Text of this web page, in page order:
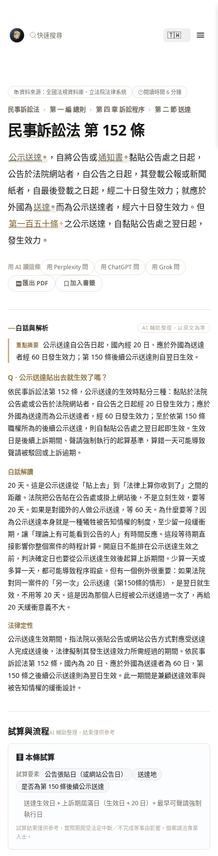
快速搜尋 🇹🇼
📚資料來源：全國法規資料庫、立法院法律系統 🕑閱讀時間 6 分鐘
民事訴訟法 › 第 一 編 總則 › 第 四 章 訴訟程序 › 第 二 節 送達
民事訴訟法第 152 條
公示送達 ，自將公告或通知書 黏貼公告處之日起，
公告於法院網站者，自公告之日起，其登載公報或新聞
紙者，自最後登載之日起，經二十日發生效力；就應於
外國為送達 而為公示送達者，經六十日發生效力。但
第一百五十條 之公示送達，自黏貼公告處之翌日起，
發生效力。
用 AI 讀這條 用 Perplexity 問 用 ChatGPT 問
用 Grok 問
匯出 PDF
加入書籤
匯出 PDF
加入書籤
白話與解析 AI 輔助整理，以原文為準
重點摘要 公示送達自公告日起，國內經 20 日、應於外國為送達
者經 60 日發生效力；第 150 條後續公示送達則自翌日生效。
Q · 公示送達貼出去就生效了嗎？
依民事訴訟法第 152 條，公示送達的生效時點分三種：黏貼於法院
公告處或公告於法院網站者，自公告之日起經 20 日發生效力；應於
外國為送達而為公示送達者，經 60 日發生效力；至於依第 150 條
職權所為的後續公示送達，則自黏貼公告處之翌日起即生效。生效
日是後續上訴期間、聲請強制執行的起算基準，算錯一天可能導致
聲請被駁回或上訴逾期。
白話解讀
20 天。這是公示送達從「貼上去」到「法律上算你收到了」之間的
距離。法院把公告貼在公告處或掛上網站後，不是立刻生效，要等
20 天。如果是對國外的人做公示送達，等 60 天。為什麼要等？因
為公示送達本身就是一種犧牲被告知情權的制度，至少留一段緩衝
期，讓「理論上有可能看到公告的人」有時間反應。這段等待期直
接影響你整個案件的時程計算。開庭日不能排在公示送達生效之
前，判決確定日也要從公示送達生效後起算上訴期間。少算一天或
多算一天，都可能導致程序瑕疵。但有一個例外很重要：如果法院
對同一案件的「另一次」公示送達（第150條的情形），是翌日就生
效，不用等 20 天。這是因為那個人已經被公示送達過一次了，再給
20 天緩衝意義不大。
法律定性
公示送達生效期間，指法院以張貼公告或網站公告方式對應受送達
人完成送達後，法律擬制其發生送達效力所需經過的期間。依民事
訴訟法第 152 條，國內為 20 日、應於外國為送達者為 60 日，第
150 條之後續公示送達則為翌日生效。此一期間是兼顧送達效率與
被告知情權的緩衝設計。
試算與流程AI 輔助整理，結果僅供參考
🧮 本條試算
試算要素 公告張貼日（或網站公告日）
送達地
是否為第 150 條後續公示送達
送達生效日 + 上訴期屆滿日（生效日 + 20 日）+ 最早可聲請強制
執行日
試算結果僅供參考，實際期間受法定中斷／不完成等事由影響，個案請洽專業
人士。